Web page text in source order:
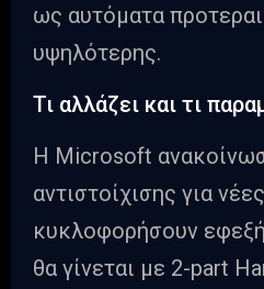
ως αυτόματα
υψηλότερης.
Τι αλλάζει και τι
Η Microsoft
αντιστοίχισης για
κυκλοφορήσουν
θα γίνεται με 2-part